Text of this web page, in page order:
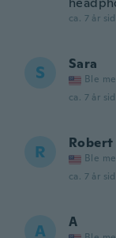
ca. 7 år
S Sara
Ble
ca. 7 år
R Robert
Ble
ca. 7 år
A A